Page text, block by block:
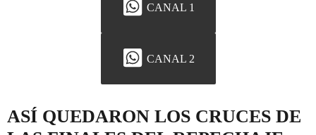
CANAL 1
CANAL 2
ASÍ QUEDARON LOS CRUCES DE